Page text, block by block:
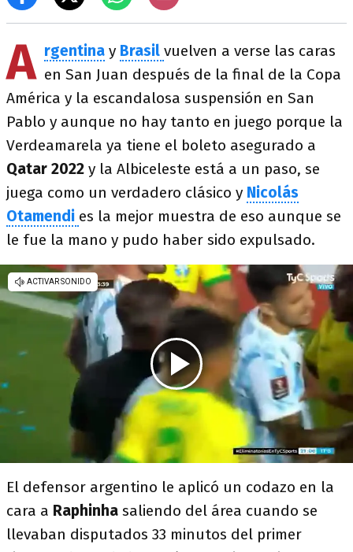
A rgentina y Brasil vuelven a verse las caras
en San Juan después de la final de la Copa
América y la escandalosa suspensión en San
Pablo y aunque no hay tanto en juego porque la
Verdeamarela ya tiene el boleto asegurado a
Qatar 2022 y la Albiceleste está a un paso, se
juega como un verdadero clásico y Nicolás
Otamendi es la mejor muestra de eso aunque se
le fue la mano y pudo haber sido expulsado.
El defensor argentino le aplicó un codazo en la
cara a Raphinha saliendo del área cuando se
llevaban disputados 33 minutos del primer